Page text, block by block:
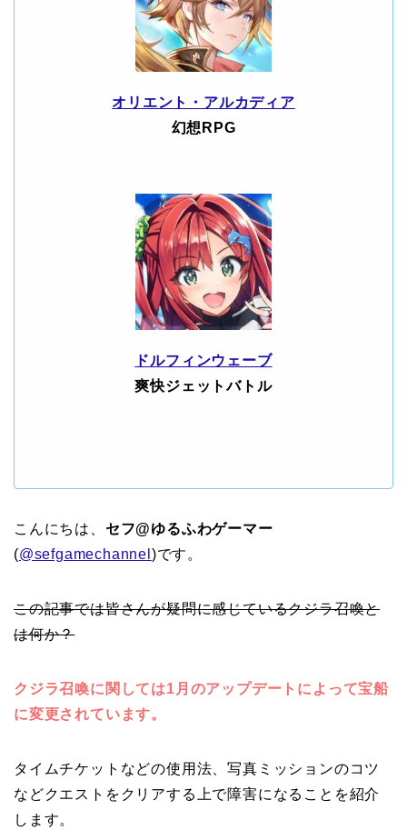
オリエント・アルカディア
幻想RPG
ドルフィンウェーブ
爽快ジェットバトル
こんにちは、 セフ@ゆるふわゲーマー
(@sefgamechannel )です。
この記事では皆さんが疑問に感じているクジラ召喚と
は何か？
クジラ召喚に関しては1月のアップデートによって宝船
に変更されています。
タイムチケットなどの使用法、写真ミッションのコツ
などクエストをクリアする上で障害になることを紹介
します。